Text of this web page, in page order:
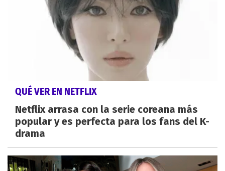
QUÉ VER EN NETFLIX
Netflix arrasa con la serie coreana más
popular y es perfecta para los fans del K-
drama